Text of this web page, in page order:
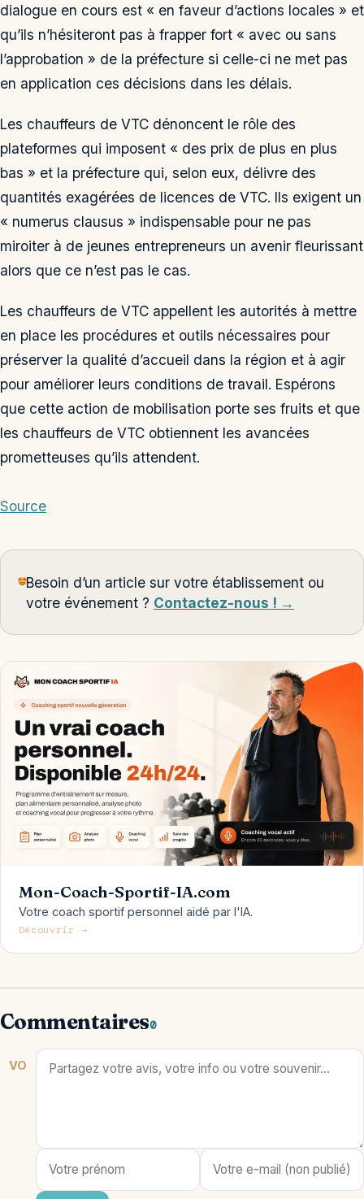
dialogue en cours est « en faveur d’actions locales » et
qu’ils n’hésiteront pas à frapper fort « avec ou sans
l’approbation » de la préfecture si celle-ci ne met pas
en application ces décisions dans les délais.
Les chauffeurs de VTC dénoncent le rôle des
plateformes qui imposent « des prix de plus en plus
bas » et la préfecture qui, selon eux, délivre des
quantités exagérées de licences de VTC. Ils exigent un
« numerus clausus » indispensable pour ne pas
miroiter à de jeunes entrepreneurs un avenir fleurissant
alors que ce n’est pas le cas.
Les chauffeurs de VTC appellent les autorités à mettre
en place les procédures et outils nécessaires pour
préserver la qualité d’accueil dans la région et à agir
pour améliorer leurs conditions de travail. Espérons
que cette action de mobilisation porte ses fruits et que
les chauffeurs de VTC obtiennent les avancées
prometteuses qu’ils attendent.
Source
Besoin d’un article sur votre établissement ou
votre événement ? Contactez-nous ! →
Mon-Coach-Sportif-IA.com
Votre coach sportif personnel aidé par l'IA.
Découvrir →
Commentaires0
VO